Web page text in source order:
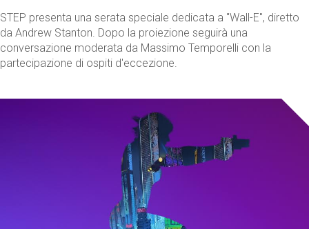
STEP presenta una serata speciale dedicata a "Wall-E", diretto
da Andrew Stanton. Dopo la proiezione seguirà una
conversazione moderata da Massimo Temporelli con la
partecipazione di ospiti d'eccezione.